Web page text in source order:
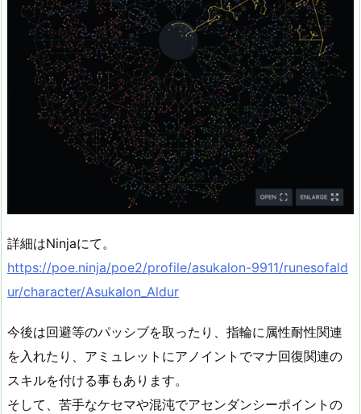
詳細はNinjaにて。
https://poe.ninja/poe2/profile/asukalon-9911/runesofald
ur/character/Asukalon_Aldur
今後は回避等のパッシブを取ったり、指輪に属性耐性関連
を入れたり、アミュレットにアノイントでマナ回復関連の
スキルを付ける事もあります。
そして、苦手なケセマや混沌でアセンダンシーポイントの